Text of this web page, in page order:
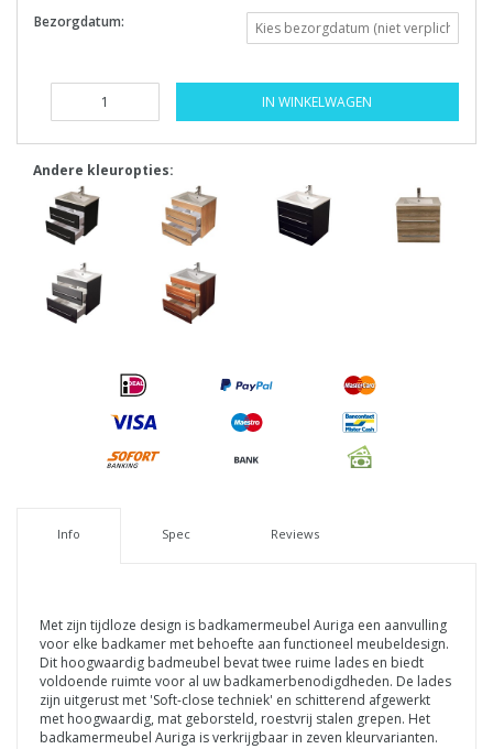
Bezorgdatum:
IN WINKELWAGEN
Andere kleuropties:
Info Spec Reviews
Met zijn tijdloze design is badkamermeubel Auriga een aanvulling
voor elke badkamer met behoefte aan functioneel meubeldesign.
Dit hoogwaardig badmeubel bevat twee ruime lades en biedt
voldoende ruimte voor al uw badkamerbenodigdheden. De lades
zijn uitgerust met 'Soft-close techniek' en schitterend afgewerkt
met hoogwaardig, mat geborsteld, roestvrij stalen grepen. Het
badkamermeubel Auriga is verkrijgbaar in zeven kleurvarianten.